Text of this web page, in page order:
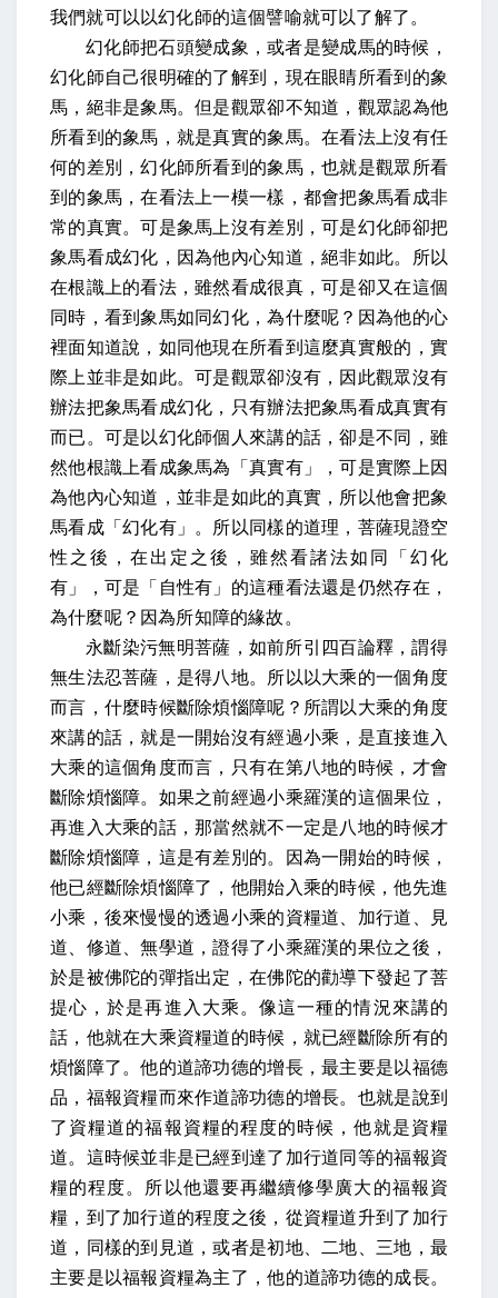
我們就可以以幻化師的這個譬喻就可以了解了。
幻化師把石頭變成象，或者是變成馬的時候，
幻化師自己很明確的了解到，現在眼睛所看到的象
馬，絕非是象馬。但是觀眾卻不知道，觀眾認為他
所看到的象馬，就是真實的象馬。在看法上沒有任
何的差別，幻化師所看到的象馬，也就是觀眾所看
到的象馬，在看法上一模一樣，都會把象馬看成非
常的真實。可是象馬上沒有差別，可是幻化師卻把
象馬看成幻化，因為他內心知道，絕非如此。所以
在根識上的看法，雖然看成很真，可是卻又在這個
同時，看到象馬如同幻化，為什麼呢？因為他的心
裡面知道說，如同他現在所看到這麼真實般的，實
際上並非是如此。可是觀眾卻沒有，因此觀眾沒有
辦法把象馬看成幻化，只有辦法把象馬看成真實有
而已。可是以幻化師個人來講的話，卻是不同，雖
然他根識上看成象馬為「真實有」，可是實際上因
為他內心知道，並非是如此的真實，所以他會把象
馬看成「幻化有」。所以同樣的道理，菩薩現證空
性之後，在出定之後，雖然看諸法如同「幻化
有」，可是「自性有」的這種看法還是仍然存在，
為什麼呢？因為所知障的緣故。
永斷染污無明菩薩，如前所引四百論釋，謂得
無生法忍菩薩，是得八地。所以以大乘的一個角度
而言，什麼時候斷除煩惱障呢？所謂以大乘的角度
來講的話，就是一開始沒有經過小乘，是直接進入
大乘的這個角度而言，只有在第八地的時候，才會
斷除煩惱障。如果之前經過小乘羅漢的這個果位，
再進入大乘的話，那當然就不一定是八地的時候才
斷除煩惱障，這是有差別的。因為一開始的時候，
他已經斷除煩惱障了，他開始入乘的時候，他先進
小乘，後來慢慢的透過小乘的資糧道、加行道、見
道、修道、無學道，證得了小乘羅漢的果位之後，
於是被佛陀的彈指出定，在佛陀的勸導下發起了菩
提心，於是再進入大乘。像這一種的情況來講的
話，他就在大乘資糧道的時候，就已經斷除所有的
煩惱障了。他的道諦功德的增長，最主要是以福德
品，福報資糧而來作道諦功德的增長。也就是說到
了資糧道的福報資糧的程度的時候，他就是資糧
道。這時候並非是已經到達了加行道同等的福報資
糧的程度。所以他還要再繼續修學廣大的福報資
糧，到了加行道的程度之後，從資糧道升到了加行
道，同樣的到見道，或者是初地、二地、三地，最
主要是以福報資糧為主了，他的道諦功德的成長。